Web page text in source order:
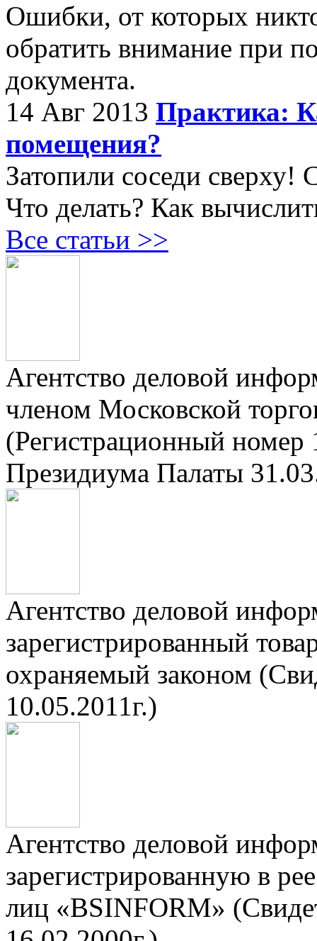
Ошибки, от которых
обратить внимание при
документа.
14 Авг 2013 Практика:
помещения?
Затопили соседи сверху!
Что делать? Как
Все статьи >>
Агентство деловой
членом Московской
(Регистрационный
Президиума Палаты
Агентство деловой
зарегистрированный
охраняемый законом
10.05.2011г.)
Агентство деловой
зарегистрированную в
лиц «BSINFORM»